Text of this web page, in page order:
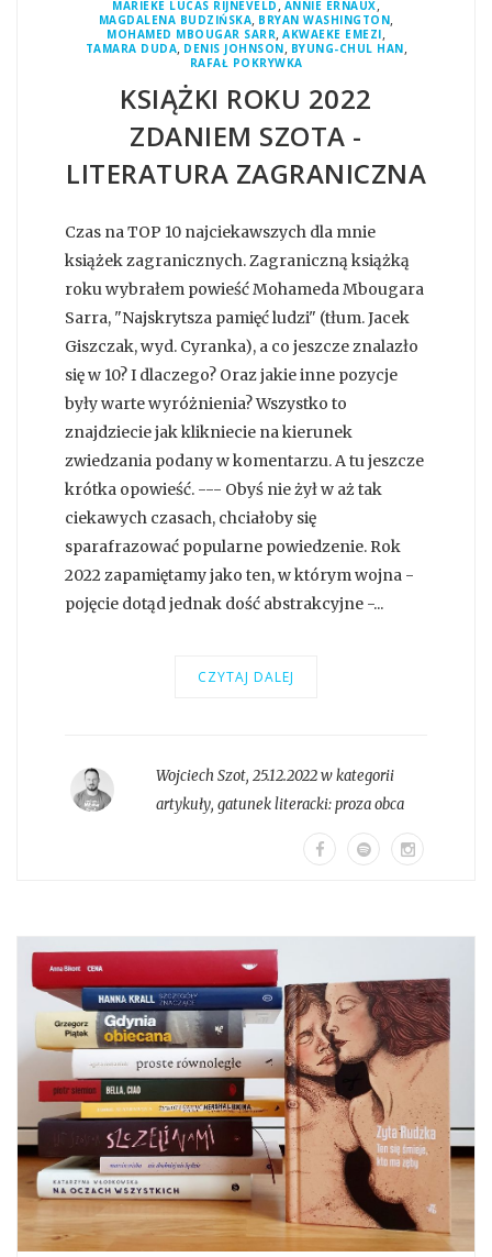
MARIEKE LUCAS RIJNEVELD , ANNIE ERNAUX,
MAGDALENA BUDZIŃSKA, BRYAN WASHINGTON,
MOHAMED MBOUGAR SARR,AKWAEKE EMEZI,
TAMARA DUDA, DENIS JOHNSON, BYUNG-CHUL HAN,
RAFAŁ POKRYWKA
KSIĄŻKI ROKU 2022
ZDANIEM SZOTA -
LITERATURA ZAGRANICZNA
Czas na TOP 10 najciekawszych dla mnie
książek zagranicznych. Zagraniczną książką
roku wybrałem powieść Mohameda Mbougara
Sarra, "Najskrytsza pamięć ludzi" (tłum. Jacek
Giszczak, wyd. Cyranka), a co jeszcze znalazło
się w 10? I dlaczego? Oraz jakie inne pozycje
były warte wyróżnienia? Wszystko to
znajdziecie jak klikniecie na kierunek
zwiedzania podany w komentarzu. A tu jeszcze
krótka opowieść. --- Obyś nie żył w aż tak
ciekawych czasach, chciałoby się
sparafrazować popularne powiedzenie. Rok
2022 zapamiętamy jako ten, w którym wojna -
pojęcie dotąd jednak dość abstrakcyjne -...
CZYTAJ DALEJ
Wojciech Szot, 25.12.2022 w kategorii
artykuły, gatunek literacki:proza obca